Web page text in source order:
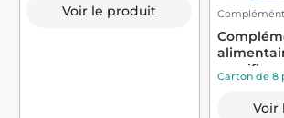
Voir le produit
passiflore
Carton de 8
Voir